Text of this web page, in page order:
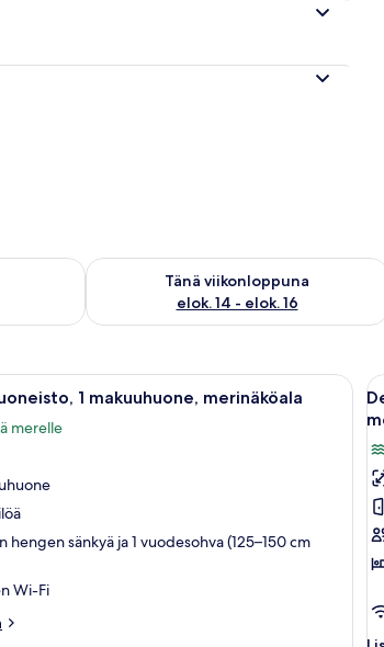
9 - elok. 10
Tänä viikonloppuna
elok. 14 - elok. 16
Tarkista tämän viikonlopun saatavuus
tyynyt, harmaa pääty ja ikkuna, jossa on verhot.
Hotellihuone, jossa on suuri sänky,
1 makuuhuone, merinäköala
merelle
hengen sänkyä ja 1 vuodesohva (125–150 cm
Wi-Fi